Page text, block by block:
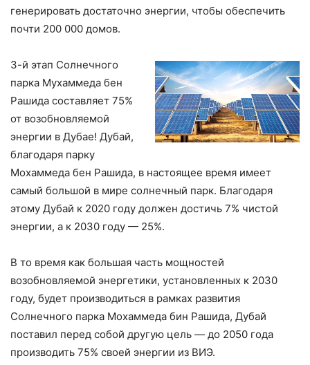
генерировать достаточно энергии, чтобы обеспечить
почти 200 000 домов.
3-й этап Солнечного
парка Мухаммеда бен
Рашида составляет 75%
от возобновляемой
энергии в Дубае! Дубай,
благодаря парку
Мохаммеда бен Рашида, в настоящее время имеет
самый большой в мире солнечный парк. Благодаря
этому Дубай к 2020 году должен достичь 7% чистой
энергии, а к 2030 году — 25%.
В то время как большая часть мощностей
возобновляемой энергетики, установленных к 2030
году, будет производиться в рамках развития
Солнечного парка Мохаммеда бин Рашида, Дубай
поставил перед собой другую цель — до 2050 года
производить 75% своей энергии из ВИЭ.